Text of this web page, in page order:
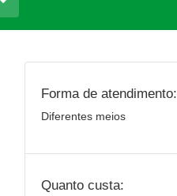
Forma de atendimento:
Diferentes meios
Quanto custa: